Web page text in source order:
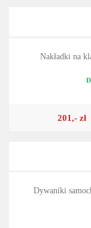
Nakładki na
201,- zł
Dywaniki